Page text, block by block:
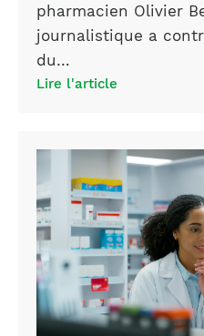
pharmacien Olivier
journalistique a
du…
Lire l'article